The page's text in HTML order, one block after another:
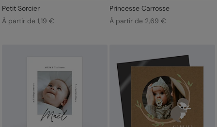
Petit Sorcier
À partir de 1,19 €
Princesse Carrosse
À partir de 2,69 €